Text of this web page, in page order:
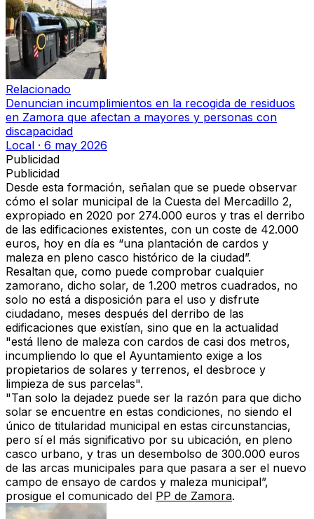
Relacionado
Denuncian incumplimientos en la recogida de residuos
en Zamora que afectan a mayores y personas con
discapacidad
Local · 6 may 2026
Publicidad
Publicidad
Desde esta formación, señalan que se puede observar
cómo el solar municipal de la Cuesta del Mercadillo 2,
expropiado en 2020 por 274.000 euros y tras el derribo
de las edificaciones existentes, con un coste de 42.000
euros, hoy en día es “una plantación de cardos y
maleza en pleno casco histórico de la ciudad”.
Resaltan que, como puede comprobar cualquier
zamorano, dicho solar, de 1.200 metros cuadrados, no
solo no está a disposición para el uso y disfrute
ciudadano, meses después del derribo de las
edificaciones que existían, sino que en la actualidad
"está lleno de maleza con cardos de casi dos metros,
incumpliendo lo que el Ayuntamiento exige a los
propietarios de solares y terrenos, el desbroce y
limpieza de sus parcelas".
"Tan solo la dejadez puede ser la razón para que dicho
solar se encuentre en estas condiciones, no siendo el
único de titularidad municipal en estas circunstancias,
pero sí el más significativo por su ubicación, en pleno
casco urbano, y tras un desembolso de 300.000 euros
de las arcas municipales para que pasara a ser el nuevo
campo de ensayo de cardos y maleza municipal”,
prosigue el comunicado del PP de Zamora.